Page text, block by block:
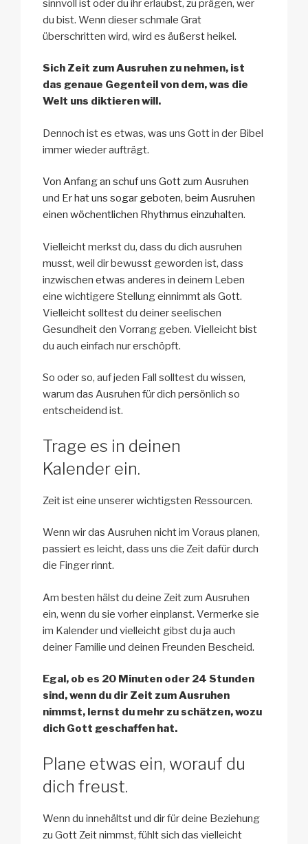
sinnvoll ist oder du ihr erlaubst, zu prägen, wer
du bist. Wenn dieser schmale Grat
überschritten wird, wird es äußerst heikel.
Sich Zeit zum Ausruhen zu nehmen, ist
das genaue Gegenteil von dem, was die
Welt uns diktieren will.
Dennoch ist es etwas, was uns Gott in der Bibel
immer wieder aufträgt.
Von Anfang an schuf uns Gott zum Ausruhen
und Er hat uns sogar geboten, beim Ausruhen
einen wöchentlichen Rhythmus einzuhalten.
Vielleicht merkst du, dass du dich ausruhen
musst, weil dir bewusst geworden ist, dass
inzwischen etwas anderes in deinem Leben
eine wichtigere Stellung einnimmt als Gott.
Vielleicht solltest du deiner seelischen
Gesundheit den Vorrang geben. Vielleicht bist
du auch einfach nur erschöpft.
So oder so, auf jeden Fall solltest du wissen,
warum das Ausruhen für dich persönlich so
entscheidend ist.
Trage es in deinen
Kalender ein.
Zeit ist eine unserer wichtigsten Ressourcen.
Wenn wir das Ausruhen nicht im Voraus planen,
passiert es leicht, dass uns die Zeit dafür durch
die Finger rinnt.
Am besten hälst du deine Zeit zum Ausruhen
ein, wenn du sie vorher einplanst. Vermerke sie
im Kalender und vielleicht gibst du ja auch
deiner Familie und deinen Freunden Bescheid.
Egal, ob es 20 Minuten oder 24 Stunden
sind, wenn du dir Zeit zum Ausruhen
nimmst, lernst du mehr zu schätzen, wozu
dich Gott geschaffen hat.
Plane etwas ein, worauf du
dich freust.
Wenn du innehältst und dir für deine Beziehung
zu Gott Zeit nimmst, fühlt sich das vielleicht